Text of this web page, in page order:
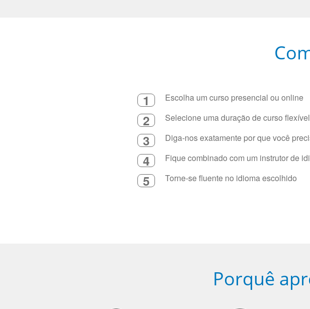
1 Escolha um curso presencial ou online
2 Selecione uma duração de curso
3 Diga-nos exatamente por que você
4 Fique combinado com um instrutor de
5 Torne-se fluente no idioma escolhido
Porquê